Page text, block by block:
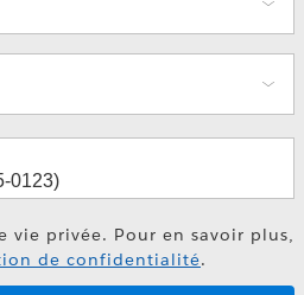
vie privée. Pour en savoir plus,
de confidentialité.